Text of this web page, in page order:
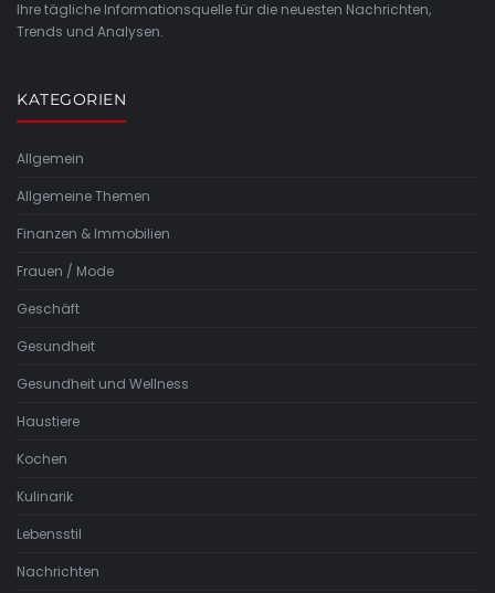
Ihre tägliche Informationsquelle für die neuesten Nachrichten,
Trends und Analysen.
KATEGORIEN
Allgemein
Allgemeine Themen
Finanzen & Immobilien
Frauen / Mode
Geschäft
Gesundheit
Gesundheit und Wellness
Haustiere
Kochen
Kulinarik
Lebensstil
Nachrichten